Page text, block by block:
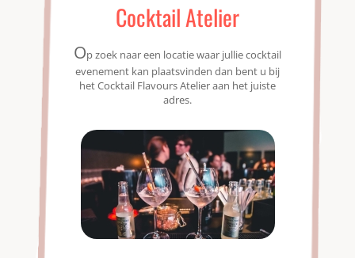
Cocktail Atelier
Op zoek naar een locatie waar jullie cocktail
evenement kan plaatsvinden dan bent u bij
het Cocktail Flavours Atelier aan het juiste
adres.